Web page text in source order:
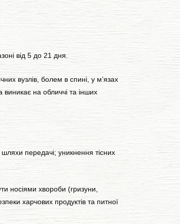
від 5 до 21 дня.
вузлів, болем в спині, у м’язах
виникає на обличчі та інших
передачі; уникнення тісних
носіями хвороби (гризуни,
харчових продуктів та питної